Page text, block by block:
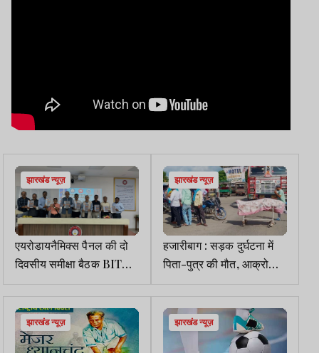
झारखंड न्यूज़
एयरोडायनैमिक्स पैनल की दो
दिवसीय समीक्षा बैठक BIT
मेसरा में शुरू
झारखंड न्यूज़
हजारीबाग : सड़क दुर्घटना में
पिता-पुत्र की मौत, आक्रोशित
लोगों ने किया रोड जाम
झारखंड न्यूज़ झारखंड न्यूज़